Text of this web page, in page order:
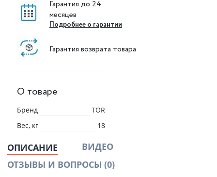
Гарантия до 24
месяцев
Подробнее о гарантии
Гарантия возврата товара
О товаре
Бренд
TOR
Вес, кг
18
ОПИСАНИЕ
ВИДЕО
ОТЗЫВЫ И ВОПРОСЫ (0)